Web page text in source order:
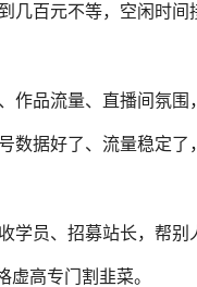
百元不等，空闲时间
品流量、直播间氛围
数据好了、流量稳定
员、招募站长，帮别
虚高专门割韭菜。